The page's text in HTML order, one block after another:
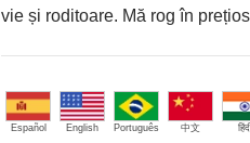
vie și roditoare. Mă rog în
Español English Português 中文